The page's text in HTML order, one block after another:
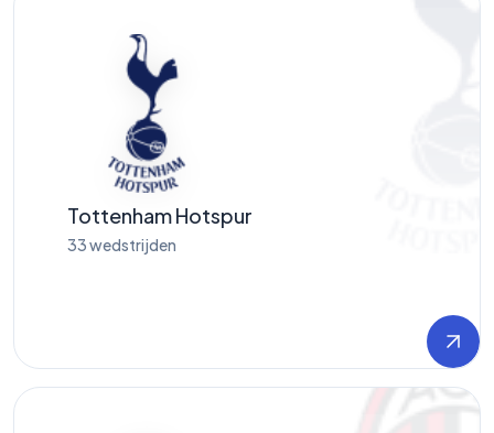
Tottenham Hotspur
33wedstrijden